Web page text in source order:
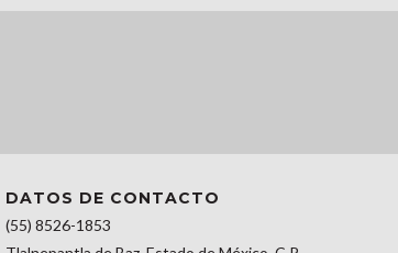
DATOS DE CONTACTO
(55) 8526-1853